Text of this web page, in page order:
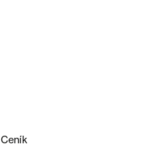
Ceník